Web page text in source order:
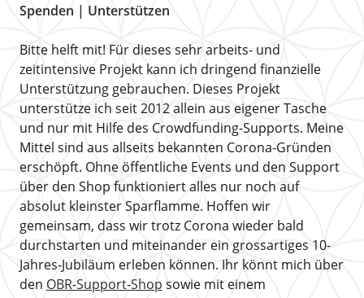
Spenden | Unterstützen
Bitte helft mit! Für dieses sehr arbeits- und
zeitintensive Projekt kann ich dringend finanzielle
Unterstützung gebrauchen. Dieses Projekt
unterstütze ich seit 2012 allein aus eigener Tasche
und nur mit Hilfe des Crowdfunding-Supports. Meine
Mittel sind aus allseits bekannten Corona-Gründen
erschöpft. Ohne öffentliche Events und den Support
über den Shop funktioniert alles nur noch auf
absolut kleinster Sparflamme. Hoffen wir
gemeinsam, dass wir trotz Corona wieder bald
durchstarten und miteinander ein grossartiges 10-
Jahres-Jubiläum erleben können. Ihr könnt mich über
den OBR-Support-Shop sowie mit einem